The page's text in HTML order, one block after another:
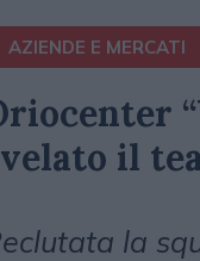
AZIENDE E MERCATI
il
la